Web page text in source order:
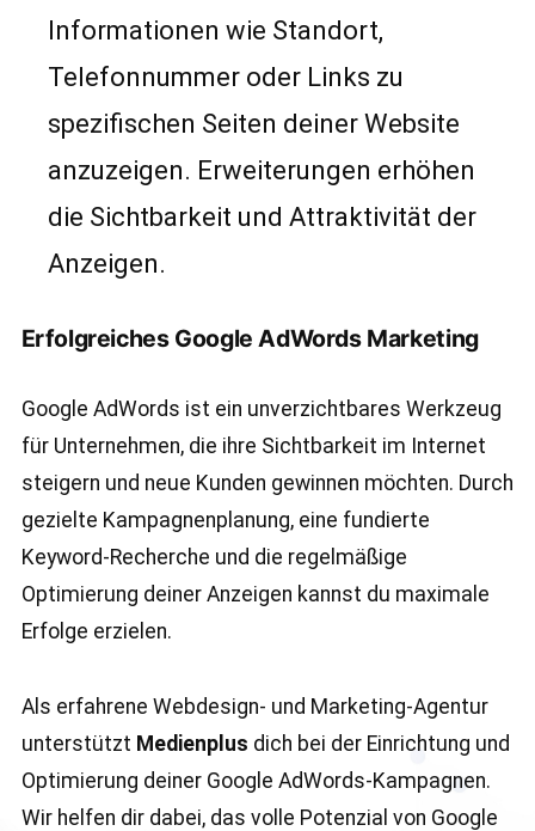
Informationen wie Standort,
Telefonnummer oder Links zu
spezifischen Seiten deiner Website
anzuzeigen. Erweiterungen erhöhen
die Sichtbarkeit und Attraktivität der
Anzeigen.
Erfolgreiches Google AdWords Marketing
Google AdWords ist ein unverzichtbares Werkzeug
für Unternehmen, die ihre Sichtbarkeit im Internet
steigern und neue Kunden gewinnen möchten. Durch
gezielte Kampagnenplanung, eine fundierte
Keyword-Recherche und die regelmäßige
Optimierung deiner Anzeigen kannst du maximale
Erfolge erzielen.
Als erfahrene Webdesign- und Marketing-Agentur
unterstützt Medienplus dich bei der Einrichtung und
Optimierung deiner Google AdWords-Kampagnen.
Wir helfen dir dabei, das volle Potenzial von Google